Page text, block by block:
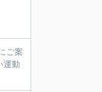
ご案
運動